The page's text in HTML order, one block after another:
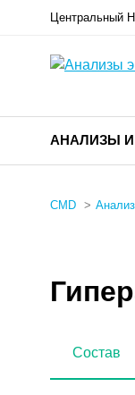
Центральный
АНАЛИЗЫ
CMD
Состав